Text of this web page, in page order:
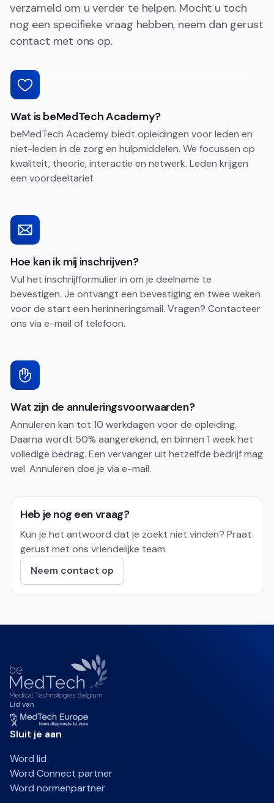
verzameld om u verder te helpen. Mocht u toch
nog een specifieke vraag hebben, neem dan gerust
contact met ons op.
Wat is beMedTech Academy?
beMedTech Academy biedt opleidingen voor leden en
niet-leden in de zorg en hulpmiddelen. We focussen op
kwaliteit, theorie, interactie en netwerk. Leden krijgen
een voordeeltarief.
Hoe kan ik mij inschrijven?
Vul het inschrijfformulier in om je deelname te
bevestigen. Je ontvangt een bevestiging en twee weken
voor de start een herinneringsmail. Vragen? Contacteer
ons via e-mail of telefoon.
Wat zijn de annuleringsvoorwaarden?
Annuleren kan tot 10 werkdagen voor de opleiding.
Daarna wordt 50% aangerekend, en binnen 1 week het
volledige bedrag. Een vervanger uit hetzelfde bedrijf mag
wel. Annuleren doe je via e-mail.
Heb je nog een vraag?
Kun je het antwoord dat je zoekt niet vinden? Praat
gerust met ons vriendelijke team.
Neem contact op
Lid van
Sluit je aan
Word lid
Word Connect partner
Word normenpartner